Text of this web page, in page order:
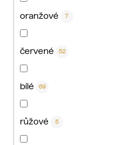
oranžové 7
červené 52
bílé 69
růžové 5